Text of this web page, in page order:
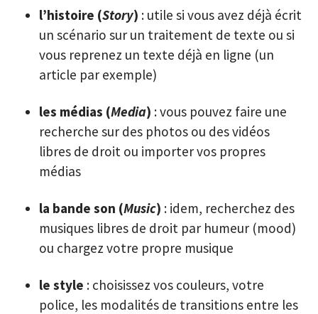
l’histoire (Story) : utile si vous avez déjà écrit
un scénario sur un traitement de texte ou si
vous reprenez un texte déjà en ligne (un
article par exemple)
les médias (Media) : vous pouvez faire une
recherche sur des photos ou des vidéos
libres de droit ou importer vos propres
médias
la bande son (Music) : idem, recherchez des
musiques libres de droit par humeur (mood)
ou chargez votre propre musique
le style : choisissez vos couleurs, votre
police, les modalités de transitions entre les